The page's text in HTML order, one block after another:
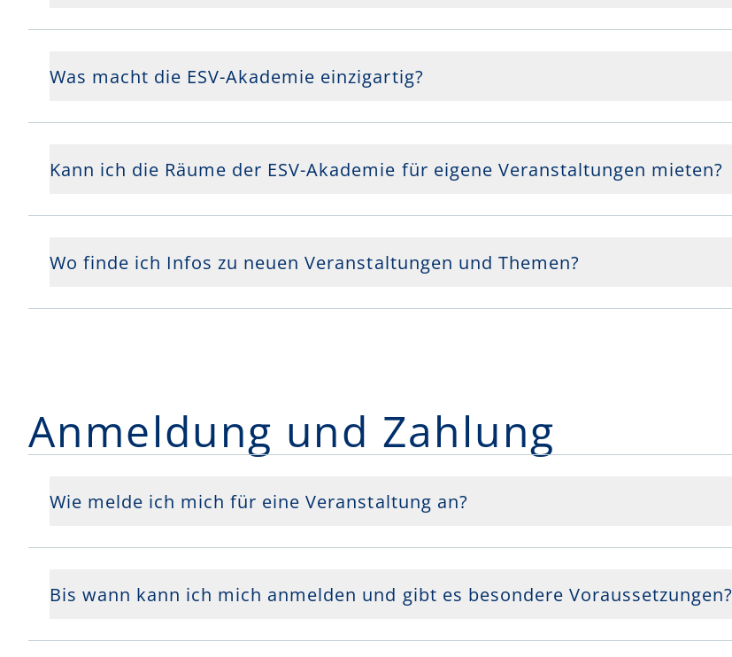
Was macht die ESV-Akademie einzigartig?
Kann ich die Räume der ESV-Akademie für eigene Veranstaltungen mieten?
Wo finde ich Infos zu neuen Veranstaltungen und Themen?
Anmeldung und Zahlung
Wie melde ich mich für eine Veranstaltung an?
Bis wann kann ich mich anmelden und gibt es besondere Voraussetzungen?